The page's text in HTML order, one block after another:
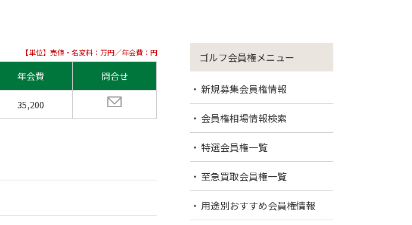
【単位】売値・名変料：万円／年会費：円
年会費 問合せ
35,200
ゴルフ会員権メニュー
新規募集会員権情報
会員権相場情報検索
特選会員権一覧
至急買取会員権一覧
用途別おすすめ会員権情報